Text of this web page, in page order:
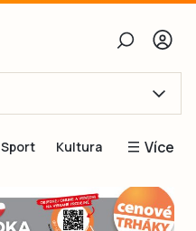
Obnovit heslo
Sport Kultura Více
Inspirace